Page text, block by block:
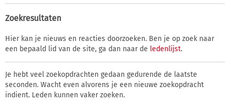
Zoekresultaten
Hier kan je nieuws en reacties doorzoeken. Ben je op zoek naar
een bepaald lid van de site, ga dan naar de ledenlijst.
Je hebt veel zoekopdrachten gedaan gedurende de laatste
seconden. Wacht even alvorens je een nieuwe zoekopdracht
indient. Leden kunnen vaker zoeken.